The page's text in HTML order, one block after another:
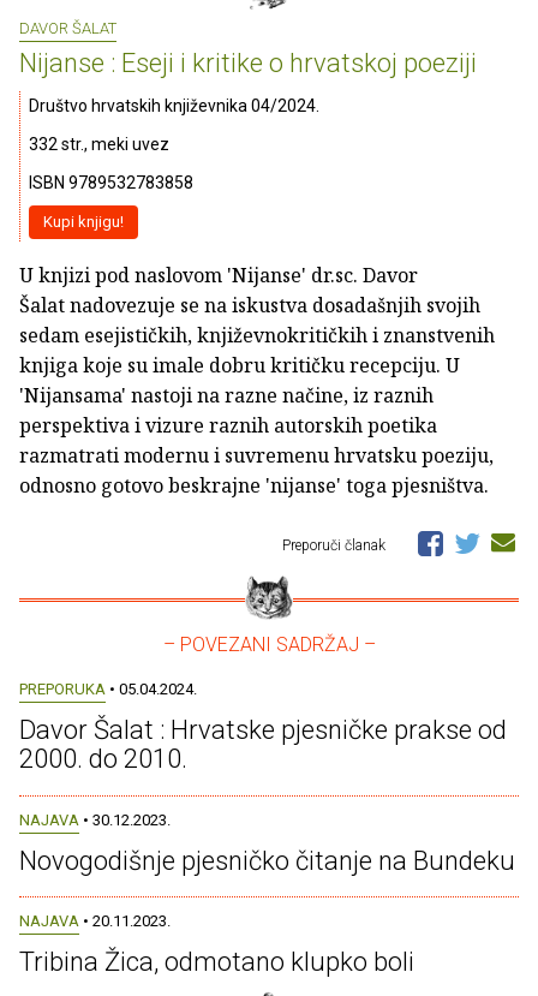
DAVOR ŠALAT
Nijanse : Eseji i kritike o hrvatskoj poeziji
Društvo hrvatskih književnika 04/2024.
332 str., meki uvez
ISBN 9789532783858
Kupi knjigu!
U knjizi pod naslovom 'Nijanse' dr.sc. Davor
Šalat nadovezuje se na iskustva dosadašnjih svojih
sedam esejističkih, književnokritičkih i znanstvenih
knjiga koje su imale dobru kritičku recepciju. U
'Nijansama' nastoji na razne načine, iz raznih
perspektiva i vizure raznih autorskih poetika
razmatrati modernu i suvremenu hrvatsku poeziju,
odnosno gotovo beskrajne 'nijanse' toga pjesništva.
Preporuči članak
– POVEZANI SADRŽAJ –
PREPORUKA • 05.04.2024.
Davor Šalat : Hrvatske pjesničke prakse od
2000. do 2010.
NAJAVA • 30.12.2023.
Novogodišnje pjesničko čitanje na Bundeku
NAJAVA • 20.11.2023.
Tribina Žica, odmotano klupko boli